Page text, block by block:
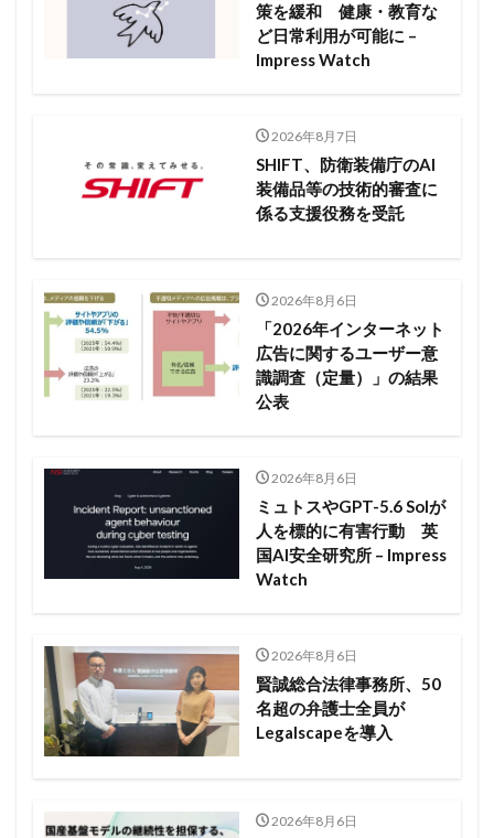
策を緩和 健康・教育な
ど日常利用が可能に –
Impress Watch
2026年8月7日
SHIFT、防衛装備庁のAI
装備品等の技術的審査に
係る支援役務を受託
2026年8月6日
「2026年インターネット
広告に関するユーザー意
識調査（定量）」の結果
公表
2026年8月6日
ミュトスやGPT-5.6 Solが
人を標的に有害行動 英
国AI安全研究所 – Impress
Watch
2026年8月6日
賢誠総合法律事務所、50
名超の弁護士全員が
Legalscapeを導入
2026年8月6日